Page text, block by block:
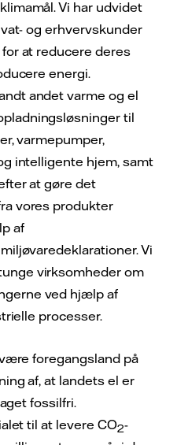
Vi har udvidet
og erhvervskunder
at reducere deres
energi.
andet varme og el
til
varmepumper,
intelligente hjem, samt
at gøre det
vores produkter
af
Vi
virksomheder om
ved hjælp af
processer.
foregangsland på
af, at landets el er
fossilfri.
til at levere CO2-